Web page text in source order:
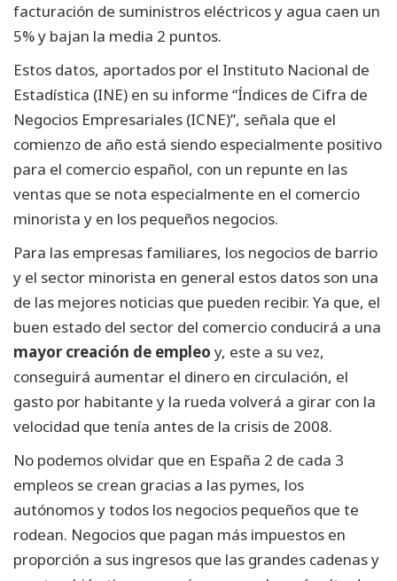
facturación de suministros eléctricos y agua caen un
5% y bajan la media 2 puntos.
Estos datos, aportados por el Instituto Nacional de
Estadística (INE) en su informe “Índices de Cifra de
Negocios Empresariales (ICNE)”, señala que el
comienzo de año está siendo especialmente positivo
para el comercio español, con un repunte en las
ventas que se nota especialmente en el comercio
minorista y en los pequeños negocios.
Para las empresas familiares, los negocios de barrio
y el sector minorista en general estos datos son una
de las mejores noticias que pueden recibir. Ya que, el
buen estado del sector del comercio conducirá a una
mayor creación de empleo y, este a su vez,
conseguirá aumentar el dinero en circulación, el
gasto por habitante y la rueda volverá a girar con la
velocidad que tenía antes de la crisis de 2008.
No podemos olvidar que en España 2 de cada 3
empleos se crean gracias a las pymes, los
autónomos y todos los negocios pequeños que te
rodean. Negocios que pagan más impuestos en
proporción a sus ingresos que las grandes cadenas y